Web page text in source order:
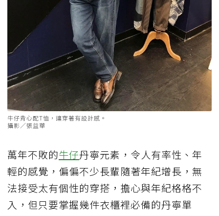
牛仔背心配T恤，讓穿著有設計感。
攝影／張益華
萬年不敗的牛仔丹寧元素，令人有率性、年
輕的感覺，偏偏不少長輩隨著年紀增長，無
法接受太有個性的穿搭，擔心與年紀格格不
入，但只要掌握幾件衣櫃裡必備的丹寧單